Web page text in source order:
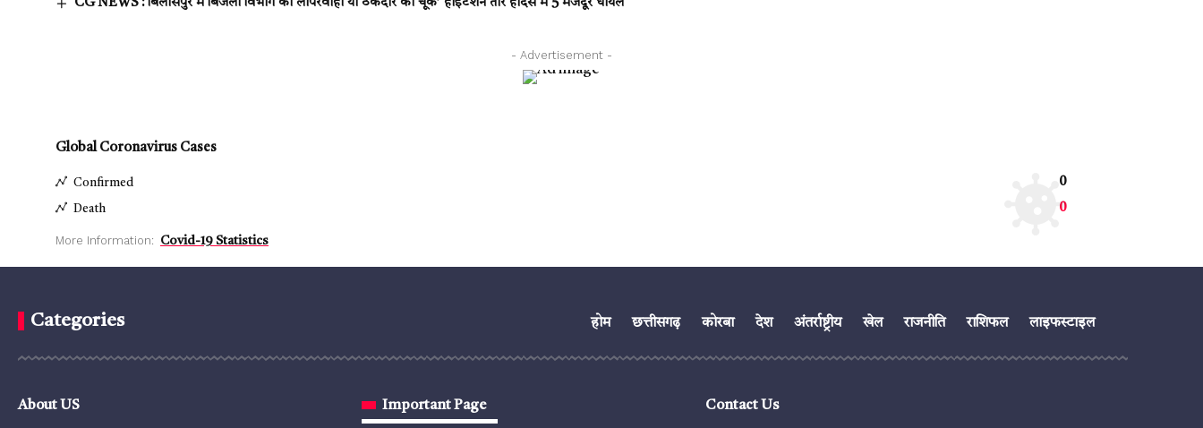
CG NEWS : बिलासपुर में बिजली विभाग की लापरवाही या ठेकेदार की चूक’ हाईटेंशन तार हादसे में 5 मजदूर घायल
- Advertisement -
Global Coronavirus Cases
Confirmed 0
Death 0
More Information: Covid-19 Statistics
Categories होम छत्तीसगढ़ कोरबा देश अंतर्राष्ट्रीय खेल राजनीति राशिफल लाइफस्टाइल
About US Important Page Contact Us